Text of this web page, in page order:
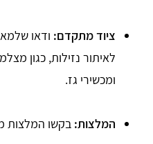
ציוד מתקדם: ודאו
לאיתור נזילות, כגון
ומכשירי גז.
המלצות: בקשו המלצות